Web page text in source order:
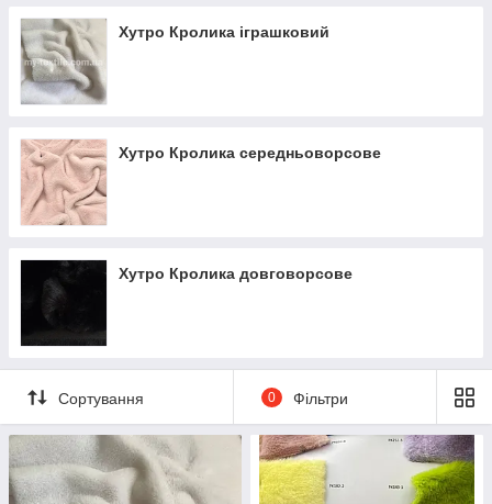
Увага!
Мінімальний відріз тканини від 1-го пог.м
одного кольору
Хутро Кролика іграшковий
Хутро Кролика середньоворсове
Хутро Кролика довговорсове
Сортування 0 Фільтри